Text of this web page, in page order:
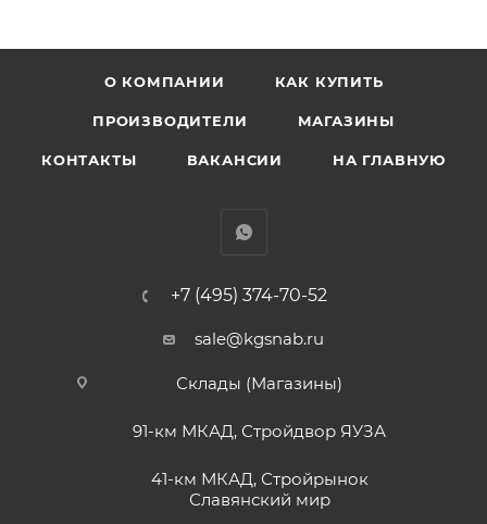
О КОМПАНИИ КАК КУПИТЬ
ПРОИЗВОДИТЕЛИ МАГАЗИНЫ
КОНТАКТЫ ВАКАНСИИ НА ГЛАВНУЮ
+7 (495) 374-70-52
sale@kgsnab.ru
Склады (Магазины)
91-км МКАД, Стройдвор ЯУЗА
41-км МКАД, Стройрынок
Славянский мир